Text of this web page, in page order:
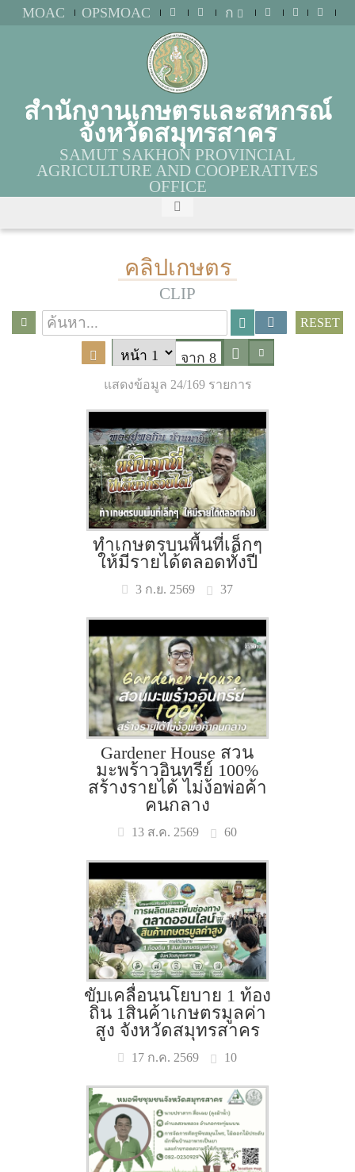
MOAC OPSMOAC ก
สำนักงานเกษตรและสหกรณ์
จังหวัดสมุทรสาคร
SAMUT SAKHON PROVINCIAL
AGRICULTURE AND COOPERATIVES
OFFICE
คลิปเกษตร
CLIP
RESET
จาก 8
แสดงข้อมูล 24/169 รายการ
ทำเกษตรบนพื้นที่เล็กๆ
ให้มีรายได้ตลอดทั้งปี
3 ก.ย. 2569 37
Gardener House สวน
มะพร้าวอินทรีย์ 100%
สร้างรายได้ ไม่ง้อพ่อค้า
คนกลาง
13 ส.ค. 2569 60
ขับเคลื่อนนโยบาย 1 ท้อง
ถิ่น 1สินค้าเกษตรมูลค่า
สูง จังหวัดสมุทรสาคร
17 ก.ค. 2569 10